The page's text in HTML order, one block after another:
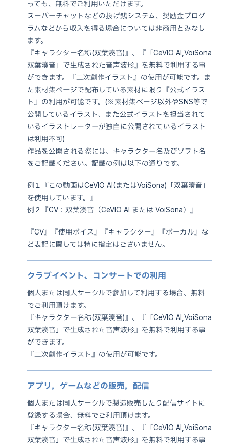
ホーム
お知らせ
キャラクター“双葉湊音” CHARACTER
製品情報 PACKAGE
素材集 MATERIAL
利用規約 GUIDELINE
お問い合わせ CONTACT
っても、無料でご利用いただけます。
スーパーチャットなどの投げ銭システム、奨励金プログ
ラムなどから収入を得る場合については非商用とみなし
ます。
『キャラクター名称(双葉湊音)』、『「CeVIO AI,VoiSona
双葉湊音」で生成された音声波形』を無料で利用する事
ができます。『二次創作イラスト』の使用が可能です。ま
た素材集ページで配布している素材に限り『公式イラス
ト』の利用が可能です。(※素材集ページ以外やSNS等で
公開しているイラスト、また公式イラストを担当されて
いるイラストレーターが独自に公開されているイラスト
は利用不可)
作品を公開される際には、キャラクター名及びソフト名
をご記載ください。記載の例は以下の通りです。
例１『この動画はCeVIO AI(またはVoiSona)「双葉湊音」
を使用しています。』
例２『CV：双葉湊音（CeVIO AI または VoiSona）』
『CV』『使用ボイス』『キャラクター』『ボーカル』な
ど表記に関しては特に指定はございません。
クラブイベント、コンサートでの利用
個人または同人サークルで参加して利用する場合、無料
でご利用頂けます。
『キャラクター名称(双葉湊音)』、『「CeVIO AI,VoiSona
双葉湊音」で生成された音声波形』を無料で利用する事
ができます。
『二次創作イラスト』の使用が可能です。
アプリ，ゲームなどの販売，配信
個人または同人サークルで製造販売したり配信サイトに
登録する場合、無料でご利用頂けます。
『キャラクター名称(双葉湊音)』、『「CeVIO AI,VoiSona
双葉湊音」で生成された音声波形』を無料で利用する事